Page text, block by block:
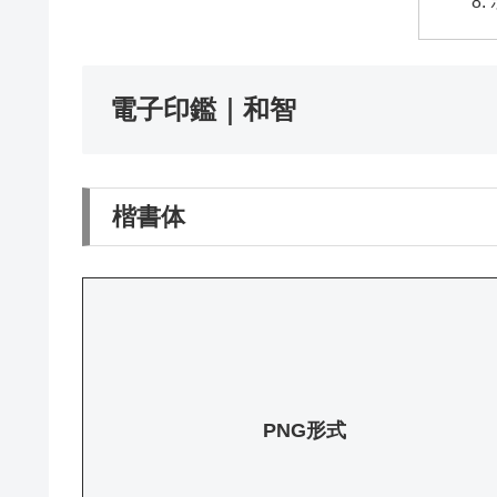
電子印鑑｜和智
楷書体
PNG形式